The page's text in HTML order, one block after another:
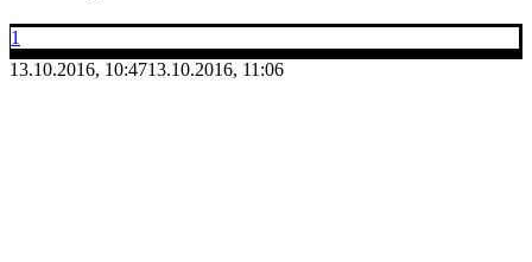
1
13.10.2016, 10:4713.10.2016, 11:06